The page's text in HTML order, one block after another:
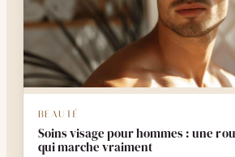
BEAUTÉ
Soins visage pour hommes : une
qui marche vraiment